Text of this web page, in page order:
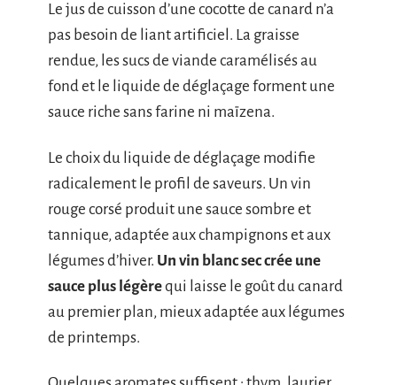
Le jus de cuisson d’une cocotte de canard n’a
pas besoin de liant artificiel. La graisse
rendue, les sucs de viande caramélisés au
fond et le liquide de déglaçage forment une
sauce riche sans farine ni maïzena.
Le choix du liquide de déglaçage modifie
radicalement le profil de saveurs. Un vin
rouge corsé produit une sauce sombre et
tannique, adaptée aux champignons et aux
légumes d’hiver. Un vin blanc sec crée une
sauce plus légèrequi laisse le goût du canard
au premier plan, mieux adaptée aux légumes
de printemps.